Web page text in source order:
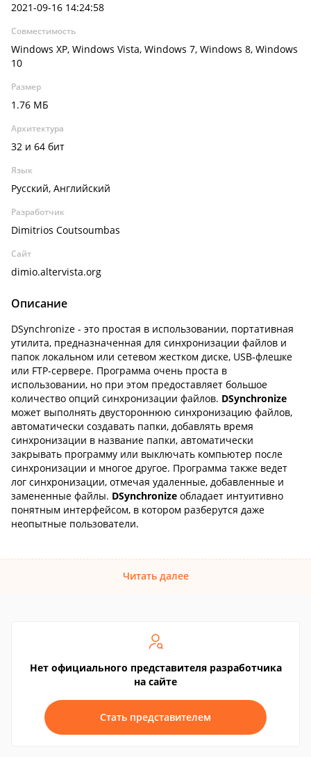
2021-09-16 14:24:58
Совместимость
Windows XP, Windows Vista, Windows 7, Windows 8, Windows
10
Размер
1.76 МБ
Архитектура
32 и 64 бит
Язык
Русский, Английский
Разработчик
Dimitrios Coutsoumbas
Сайт
dimio.altervista.org
Описание
DSynchronize - это простая в использовании, портативная
утилита, предназначенная для синхронизации файлов и
папок локальном или сетевом жестком диске, USB-флешке
или FTP-сервере. Программа очень проста в
использовании, но при этом предоставляет большое
количество опций синхронизации файлов. DSynchronize
может выполнять двустороннюю синхронизацию файлов,
автоматически создавать папки, добавлять время
синхронизации в название папки, автоматически
закрывать программу или выключать компьютер после
синхронизации и многое другое. Программа также ведет
лог синхронизации, отмечая удаленные, добавленные и
замененные файлы. DSynchronize обладает интуитивно
понятным интерфейсом, в котором разберутся даже
неопытные пользователи.
Читать далее
Нет официального представителя разработчика
на сайте
Стать представителем